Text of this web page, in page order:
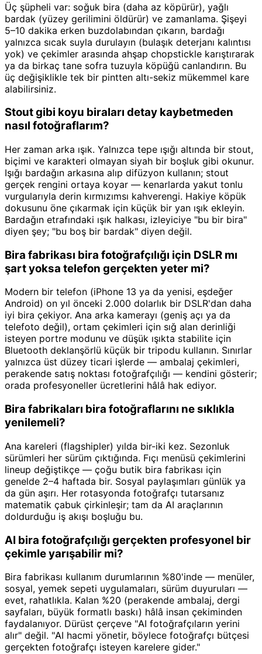
Üç şüpheli var: soğuk bira (daha az köpürür), yağlı
bardak (yüzey gerilimini öldürür) ve zamanlama. Şişeyi
5–10 dakika erken buzdolabından çıkarın, bardağı
yalnızca sıcak suyla durulayın (bulaşık deterjanı kalıntısı
yok) ve çekimler arasında ahşap chopstickle karıştırarak
ya da birkaç tane sofra tuzuyla köpüğü canlandırın. Bu
üç değişiklikle tek bir pintten altı-sekiz mükemmel kare
alabilirsiniz.
Stout gibi koyu biraları detay kaybetmeden
nasıl fotoğraflarım?
Her zaman arka ışık. Yalnızca tepe ışığı altında bir stout,
biçimi ve karakteri olmayan siyah bir boşluk gibi okunur.
Işığı bardağın arkasına alıp difüzyon kullanın; stout
gerçek rengini ortaya koyar — kenarlarda yakut tonlu
vurgularıyla derin kırmızımsı kahverengi. Hakiye köpük
dokusunu öne çıkarmak için küçük bir yan ışık ekleyin.
Bardağın etrafındaki ışık halkası, izleyiciye "bu bir bira"
diyen şey; "bu boş bir bardak" diyen değil.
Bira fabrikası bira fotoğrafçılığı için DSLR mı
şart yoksa telefon gerçekten yeter mi?
Modern bir telefon (iPhone 13 ya da yenisi, eşdeğer
Android) on yıl önceki 2.000 dolarlık bir DSLR'dan daha
iyi bira çekiyor. Ana arka kamerayı (geniş açı ya da
telefoto değil), ortam çekimleri için sığ alan derinliği
isteyen portre modunu ve düşük ışıkta stabilite için
Bluetooth deklanşörlü küçük bir tripodu kullanın. Sınırlar
yalnızca üst düzey ticari işlerde — ambalaj çekimleri,
perakende satış noktası fotoğrafçılığı — kendini gösterir;
orada profesyoneller ücretlerini hâlâ hak ediyor.
Bira fabrikaları bira fotoğraflarını ne sıklıkla
yenilemeli?
Ana kareleri (flagshipler) yılda bir-iki kez. Sezonluk
sürümleri her sürüm çıktığında. Fıçı menüsü çekimlerini
lineup değiştikçe — çoğu butik bira fabrikası için
genelde 2–4 haftada bir. Sosyal paylaşımları günlük ya
da gün aşırı. Her rotasyonda fotoğrafçı tutarsanız
matematik çabuk çirkinleşir; tam da AI araçlarının
doldurduğu iş akışı boşluğu bu.
AI bira fotoğrafçılığı gerçekten profesyonel bir
çekimle yarışabilir mi?
Bira fabrikası kullanım durumlarının %80'inde — menüler,
sosyal, yemek sepeti uygulamaları, sürüm duyuruları —
evet, rahatlıkla. Kalan %20 (perakende ambalaj, dergi
sayfaları, büyük formatlı baskı) hâlâ insan çekiminden
faydalanıyor. Dürüst çerçeve "AI fotoğrafçıların yerini
alır" değil. "AI hacmi yönetir, böylece fotoğrafçı bütçesi
gerçekten fotoğrafçı isteyen karelere gider."